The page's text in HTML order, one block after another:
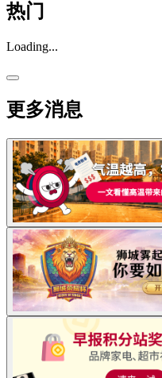
热门
Loading...
更多消息